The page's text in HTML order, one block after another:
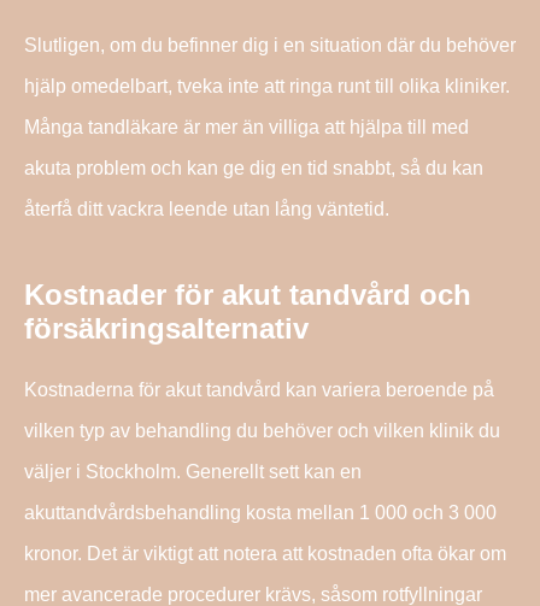
Slutligen, om du befinner dig i en situation där du behöver
hjälp omedelbart, tveka inte att ringa runt till olika kliniker.
Många tandläkare är mer än villiga att hjälpa till med
akuta problem och kan ge dig en tid snabbt, så du kan
återfå ditt vackra leende utan lång väntetid.
Kostnader för akut tandvård och
försäkringsalternativ
Kostnaderna för akut tandvård kan variera beroende på
vilken typ av behandling du behöver och vilken klinik du
väljer i Stockholm. Generellt sett kan en
akuttandvårdsbehandling kosta mellan 1 000 och 3 000
kronor. Det är viktigt att notera att kostnaden ofta ökar om
mer avancerade procedurer krävs, såsom rotfyllningar